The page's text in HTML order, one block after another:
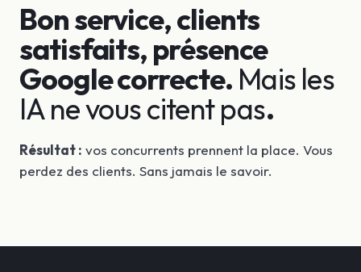
Bon service, clients
satisfaits, présence
Google correcte. Mais les
IA ne vous citent pas.
Résultat : vos concurrents prennent la place. Vous
perdez des clients. Sans jamais le savoir.